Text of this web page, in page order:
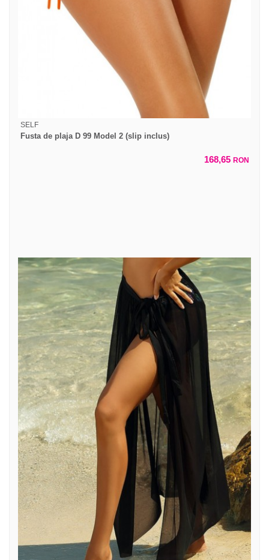
SELF
Fusta de plaja D 99 Model 2 (slip inclus)
168,65 RON